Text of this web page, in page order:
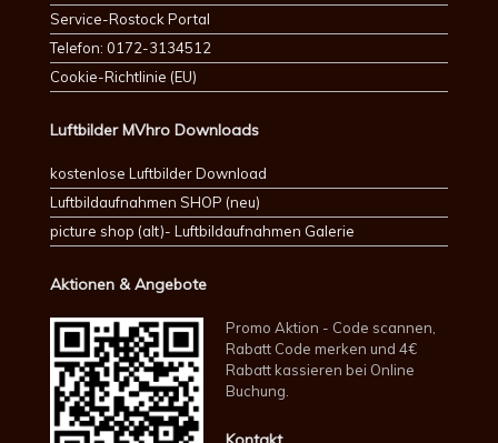
Service-Rostock Portal
Telefon: 0172-3134512
Cookie-Richtlinie (EU)
Luftbilder MVhro Downloads
kostenlose Luftbilder Download
Luftbildaufnahmen SHOP (neu)
picture shop (alt)- Luftbildaufnahmen Galerie
Aktionen & Angebote
Promo Aktion - Code scannen,
Rabatt Code merken und 4€
Rabatt kassieren bei Online
Buchung.